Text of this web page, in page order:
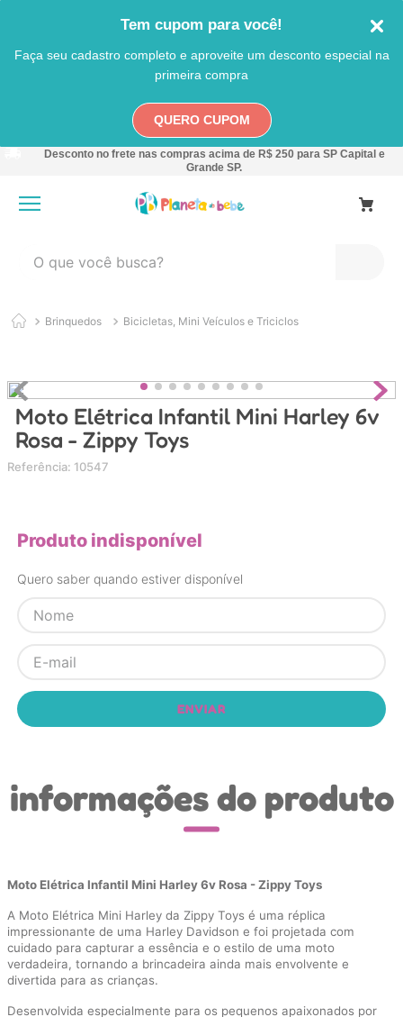
Tem cupom para você!
Faça seu cadastro completo e aproveite um desconto especial na
primeira compra
QUERO CUPOM
Desconto no frete nas compras acima de R$ 250 para SP Capital e
Grande SP.
Brinquedos Bicicletas, Mini Veículos e Triciclos
Moto Elétrica Infantil Mini Harley 6v
Rosa - Zippy Toys
Referência: 10547
Produto indisponível
Quero saber quando estiver disponível
ENVIAR
informações do produto
Moto Elétrica Infantil Mini Harley 6v Rosa - Zippy Toys
A Moto Elétrica Mini Harley da Zippy Toys é uma réplica
impressionante de uma Harley Davidson e foi projetada com
cuidado para capturar a essência e o estilo de uma moto
verdadeira, tornando a brincadeira ainda mais envolvente e
divertida para as crianças.
Desenvolvida especialmente para os pequenos apaixonados por
1 º
carro
4º
carrinho
5º
chupeta
8º
mamadeira
9º
brinquedo banho
10º brinquedo